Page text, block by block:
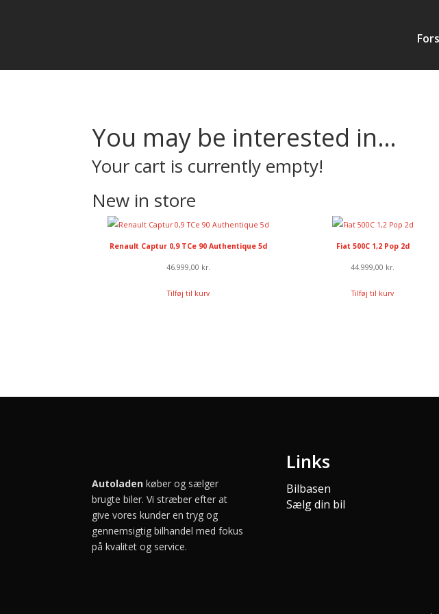
You may be interested in…
Your cart is currently empty!
New in store
Renault Captur 0,9 TCe 90 Authentique 5d
46.999,00 kr.
Tilføj til kurv
Fiat 500C 1,2 Pop 2d
44.999,00 kr.
Tilføj til kurv
Autoladen køber og sælger
brugte biler. Vi stræber efter at
give vores kunder en tryg og
gennemsigtig bilhandel med fokus
på kvalitet og service.
Links
Bilbasen
Sælg din bil